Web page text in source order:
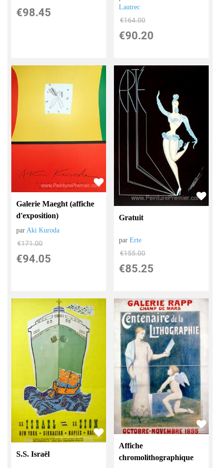
€98.45
Lautrec
€164.00
€90.20
Galerie Maeght (affiche
d'exposition)
par Aki Kuroda
€171.00
€94.05
Gratuit
parErte
€155.00
€85.25
S.S. Israël
Affiche
chromolithographique